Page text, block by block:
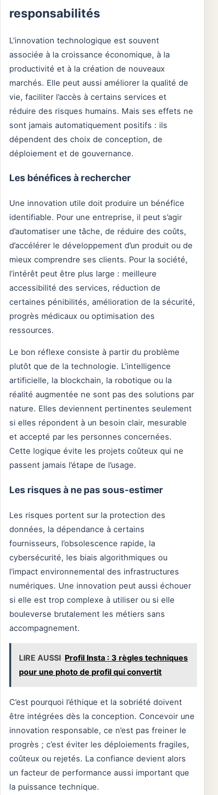
responsabilités
L’innovation technologique est souvent
associée à la croissance économique, à la
productivité et à la création de nouveaux
marchés. Elle peut aussi améliorer la qualité de
vie, faciliter l’accès à certains services et
réduire des risques humains. Mais ses effets ne
sont jamais automatiquement positifs : ils
dépendent des choix de conception, de
déploiement et de gouvernance.
Les bénéfices à rechercher
Une innovation utile doit produire un bénéfice
identifiable. Pour une entreprise, il peut s’agir
d’automatiser une tâche, de réduire des coûts,
d’accélérer le développement d’un produit ou de
mieux comprendre ses clients. Pour la société,
l’intérêt peut être plus large : meilleure
accessibilité des services, réduction de
certaines pénibilités, amélioration de la sécurité,
progrès médicaux ou optimisation des
ressources.
Le bon réflexe consiste à partir du problème
plutôt que de la technologie. L’intelligence
artificielle, la blockchain, la robotique ou la
réalité augmentée ne sont pas des solutions par
nature. Elles deviennent pertinentes seulement
si elles répondent à un besoin clair, mesurable
et accepté par les personnes concernées.
Cette logique évite les projets coûteux qui ne
passent jamais l’étape de l’usage.
Les risques à ne pas sous-estimer
Les risques portent sur la protection des
données, la dépendance à certains
fournisseurs, l’obsolescence rapide, la
cybersécurité, les biais algorithmiques ou
l’impact environnemental des infrastructures
numériques. Une innovation peut aussi échouer
si elle est trop complexe à utiliser ou si elle
bouleverse brutalement les métiers sans
accompagnement.
LIRE AUSSI Profil Insta : 3 règles techniques
pour une photo de profil qui convertit
C’est pourquoi l’éthique et la sobriété doivent
être intégrées dès la conception. Concevoir une
innovation responsable, ce n’est pas freiner le
progrès ; c’est éviter les déploiements fragiles,
coûteux ou rejetés. La confiance devient alors
un facteur de performance aussi important que
la puissance technique.